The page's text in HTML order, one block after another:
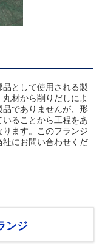
として使用される製
材から削りだしによ
品でありませんが、形
ることから工程をあ
ます。このフランジ
にお問い合わせくだ
ンジ